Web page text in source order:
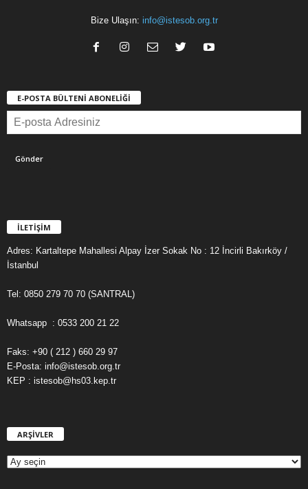
Bize Ulaşın: info@istesob.org.tr
E-POSTA BÜLTENİ ABONELİĞİ
İLETİŞİM
Adres: Kartaltepe Mahallesi Alpay İzer Sokak No : 12 İncirli Bakırköy /
İstanbul
Tel: 0850 279 70 70 (SANTRAL)
Whatsapp : 0533 200 21 22
Faks: +90 ( 212 ) 660 29 97
E-Posta: info@istesob.org.tr
KEP : istesob@hs03.kep.tr
ARŞİVLER